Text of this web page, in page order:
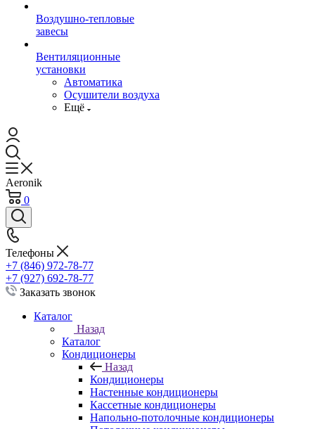
Воздушно-тепловые
завесы
Вентиляционные
установки
Автоматика
Осушители воздуха
Ещё
Aeronik
0
Телефоны
+7 (846) 972-78-77
+7 (927) 692-78-77
Заказать звонок
Каталог
Назад
Каталог
Кондиционеры
Назад
Кондиционеры
Настенные кондиционеры
Кассетные кондиционеры
Напольно-потолочные кондиционеры